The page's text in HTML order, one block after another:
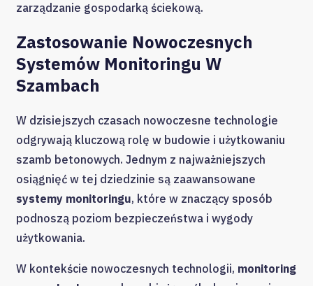
zarządzanie gospodarką ściekową.
Zastosowanie Nowoczesnych
Systemów Monitoringu W
Szambach
W dzisiejszych czasach nowoczesne technologie
odgrywają kluczową rolę w budowie i użytkowaniu
szamb betonowych. Jednym z najważniejszych
osiągnięć w tej dziedzinie są zaawansowane
systemy monitoringu, które w znaczący sposób
podnoszą poziom bezpieczeństwa i wygody
użytkowania.
W kontekście nowoczesnych technologii, monitoring